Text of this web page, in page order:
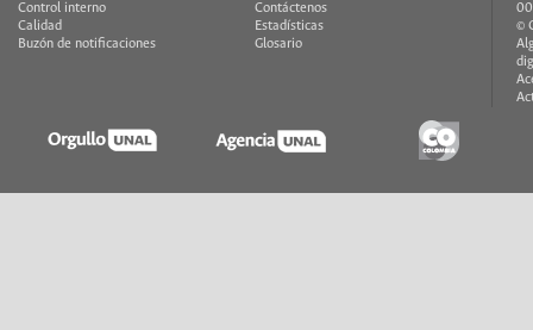
Control interno
Calidad
Buzón de notificaciones
Contáctenos
Estadísticas
Glosario
©